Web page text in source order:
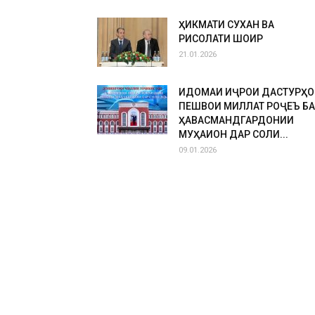
ҲИКМАТИ СУХАН ВА
РИСОЛАТИ ШОИР
21.01.2026
ИДОМАИ ИҶРОИ
ПЕШВОИ МИЛЛАТ РОҶЕЪ БА
ҲАВАСМАНДГАРДОНИИ
МУҲАҚҚИҚОН ДАР СОЛИ...
09.01.2026